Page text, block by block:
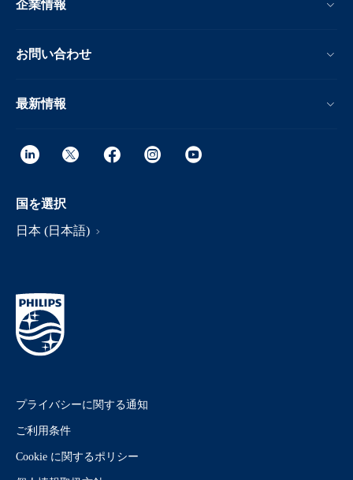
企業情報
お問い合わせ
最新情報
国を選択
日本 (日本語)
プライバシーに関する通知
ご利用条件
Cookie に関するポリシー